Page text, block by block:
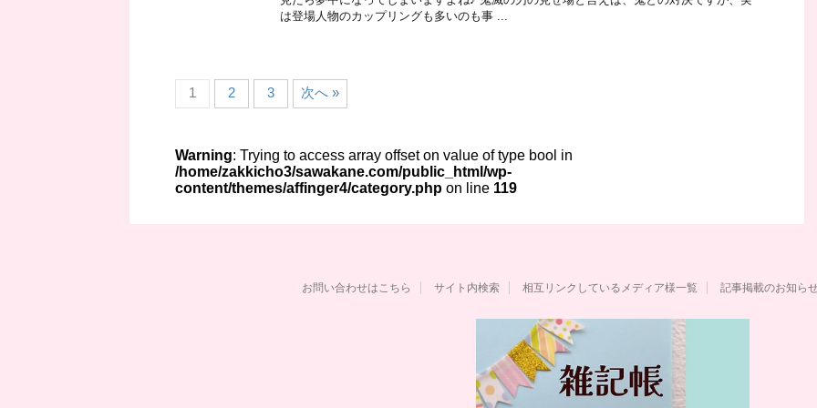
は登場人物のカップリングも多いのも事 ...
1 2 3 次へ »
Warning: Trying to access array offset on value of type bool in
/home/zakkicho3/sawakane.com/public_html/wp-
content/themes/affinger4/category.php on line 119
お問い合わせはこちら サイト内検索 相互リンクしているメディア様一覧 記事掲載のお知ら